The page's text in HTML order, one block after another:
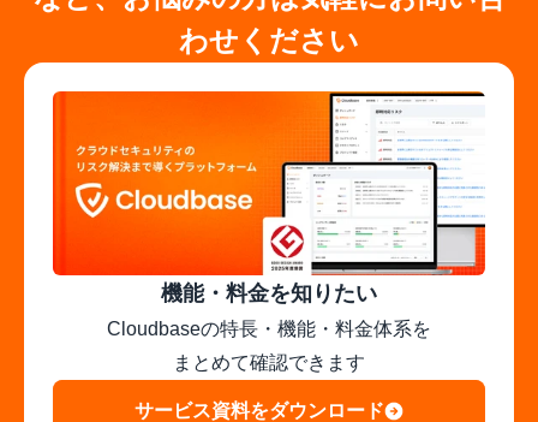
わせください
機能・料金を知りたい
Cloudbaseの特長・機能・料金体系を
まとめて確認できます
サービス資料をダウンロード